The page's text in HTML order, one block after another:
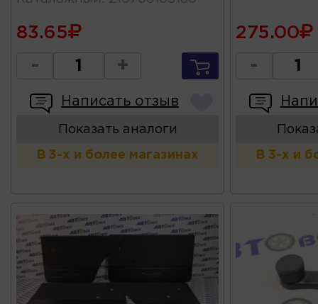
83.65
- +
Написать отзыв
Показать аналоги
В 3-х и более магазинах
275.00
-
В 3-х и